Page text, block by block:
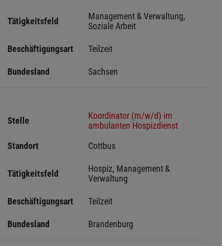
Tätigkeitsfeld
Management & Verwaltung,
Soziale Arbeit
Beschäftigungsart Teilzeit
Bundesland Sachsen
Stelle
Koordinator (m/w/d) im
ambulanten Hospizdienst
Standort
Cottbus
Tätigkeitsfeld
Hospiz, Management &
Verwaltung
Beschäftigungsart Teilzeit
Bundesland Brandenburg